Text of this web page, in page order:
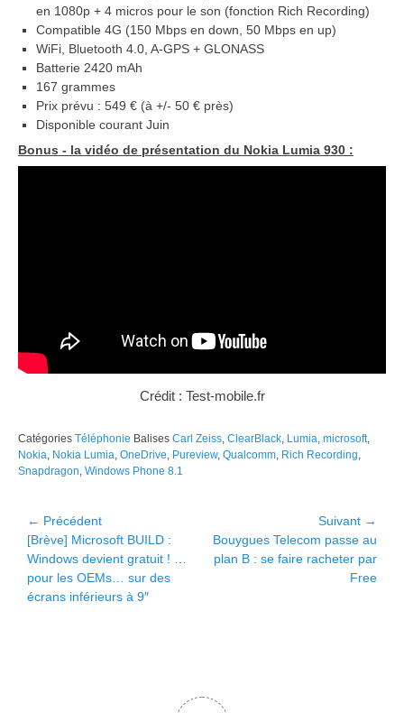
en 1080p + 4 micros pour le son (fonction Rich Recording)
Compatible 4G (150 Mbps en down, 50 Mbps en up)
WiFi, Bluetooth 4.0, A-GPS + GLONASS
Batterie 2420 mAh
167 grammes
Prix prévu : 549 € (à +/- 50 € près)
Disponible courant Juin
Bonus - la vidéo de présentation du Nokia Lumia 930 :
Crédit : Test-mobile.fr
Catégories Téléphonie Balises Carl Zeiss ClearBlack Lumia microsoft,
Nokia Nokia Lumia OneDrive Pureview, Qualcomm Rich Recording
Snapdragon Windows Phone 8.1
Navigation
de
l’article
← Précédent
Article
précédent :
[Brève] Microsoft BUILD :
Windows devient gratuit ! …
pour les OEMs… sur des
écrans inférieurs à 9″
Suivant →
Article
suivant :
Bouygues Telecom passe au
plan B : se faire racheter par
Free